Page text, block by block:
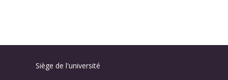
Siège de l'université